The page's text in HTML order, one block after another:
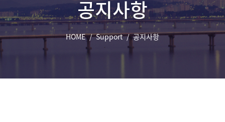
공지사항
HOME / Support / 공지사항